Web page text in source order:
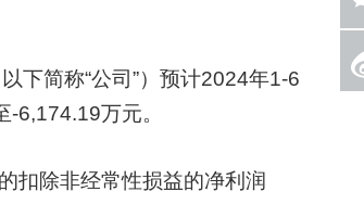
简称“公司”）预计2024年1-6
6,174.19万元。
除非经常性损益的净利润